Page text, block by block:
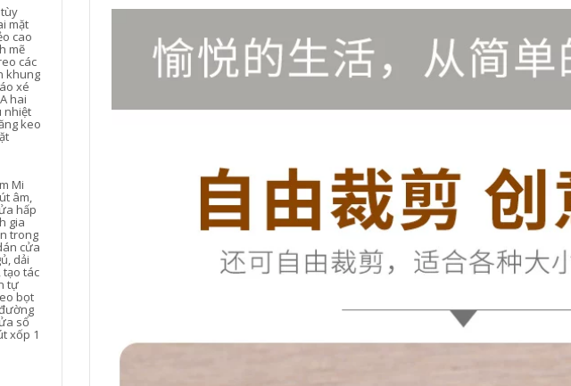
mặt
cao
mẽ
các
khung
xé
hai
nhiệt
keo
Mi
âm,
hấp
gia
trong
cửa
dải
tạo tác
tự
bọt
sổ
xốp 1
Miloqi bọt biển
mạnh mẽ hai mặt
băng keo dán tường
dày Băng dính hai
Miller Qi băng keo
hai mặt bọt biển có
mỏng liền mạch siêu
mỏng 1-2-3mm bọt
dây điện, tường có
keo xốp màng đỏ,
vật tư thiết bị công
nghiệp, vật tư văn
phòng băng dính
219,000
kín phòng chống
nắng bằng kính
rỗng, tấm xốp chống
thấm, chống bụi và
chống va đập, tấm
kim loại đen, tấm
gốm đá phiến,
tường bao bên
ngoài tòa nhà chất
Miloqi keo hai mặt